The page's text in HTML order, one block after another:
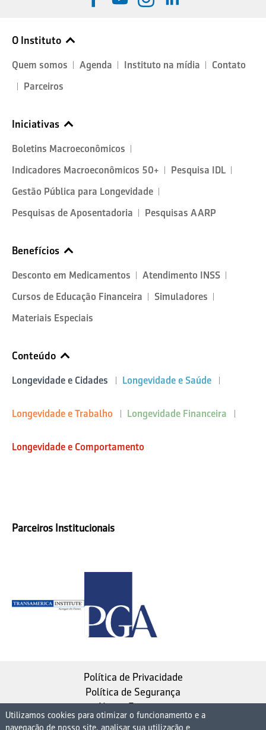
O Instituto
Quem somos Agenda Instituto na mídia
Contato
Parceiros
Iniciativas
Boletins Macroeconômicos
Indicadores Macroeconômicos 50+
Pesquisa IDL
Gestão Pública para Longevidade
Pesquisas de Aposentadoria
Pesquisas AARP
Benefícios
Desconto em Medicamentos
Atendimento INSS
Cursos de Educação Financeira
Simuladores
Materiais Especiais
Conteúdo
Longevidade e Cidades Longevidade e Saúde
Longevidade e Trabalho Longevidade Financeira
Longevidade e Comportamento
Parceiros Institucionais
Política de Privacidade
Política de Segurança
Nosso Estatuto
Utilizamos cookies para otimizar o funcionamento e a
navegação de nosso site, analisar sua utilização e